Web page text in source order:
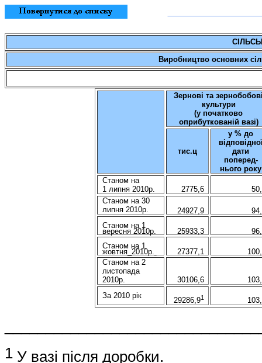
Виробництво основних
Зернові та
культури
(у початково
оприбуткованій вазі)
тис.ц
у % до
дати
поперед-
нього року
Станом на
1 липня 2010р.
2775,6
Станом на 30
липня 2010р.
24927,9
Станом на 1
вересня 2010р. 25933,3
Станом на 1
жовтня_ 2010р. 27377,1
Станом на 2
листопада
2010р.
30106,6
За 2010 рік
29286,91
1 У вазі після доробки.